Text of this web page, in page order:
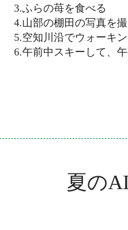
3.ふらの苺を食べる
4.山部の棚田の写真を
5.空知川沿でウォーキ
6.午前中スキーして、
夏の